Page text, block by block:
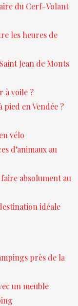
du Cerf-Volant
les heures de
Jean de Monts
à voile ?
en Vendée ?
vélo
d’animaux au
absolument au
idéale
près de la
un meuble